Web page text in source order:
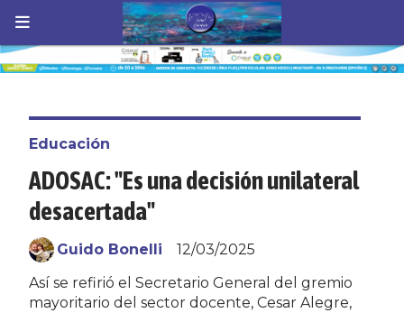
ADOSAC: "Es una decisión unilateral
desacertada"
Así se refirió el Secretario General del gremio
mayoritario del sector docente, Cesar Alegre,
Educación
12/03/2025
Guido Bonelli